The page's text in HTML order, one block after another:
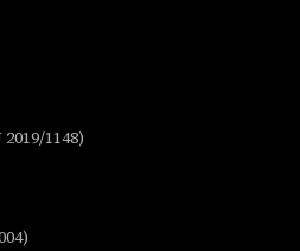
1148)